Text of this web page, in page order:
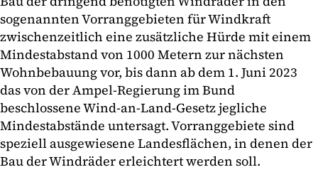
sogenannten Vorranggebieten für Windkraft
zwischenzeitlich eine zusätzliche Hürde mit einem
Mindestabstand von 1000 Metern zur nächsten
Wohnbebauung vor, bis dann ab dem 1. Juni 2023
das von der Ampel-Regierung im Bund
beschlossene Wind-an-Land-Gesetz jegliche
Mindestabstände untersagt. Vorranggebiete sind
speziell ausgewiesene Landesflächen, in denen der
Bau der Windräder erleichtert werden soll.